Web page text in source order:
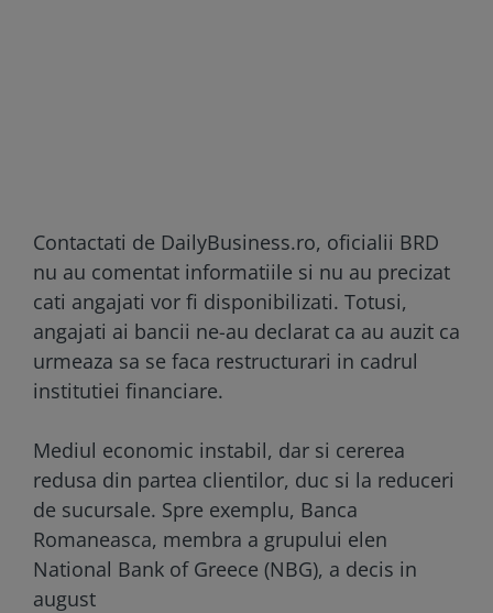
Contactati de DailyBusiness.ro, oficialii BRD
nu au comentat informatiile si nu au precizat
cati angajati vor fi disponibilizati. Totusi,
angajati ai bancii ne-au declarat ca au auzit ca
urmeaza sa se faca restructurari in cadrul
institutiei financiare.
Mediul economic instabil, dar si cererea
redusa din partea clientilor, duc si la reduceri
de sucursale. Spre exemplu, Banca
Romaneasca, membra a grupului elen
National Bank of Greece (NBG), a decis in
august